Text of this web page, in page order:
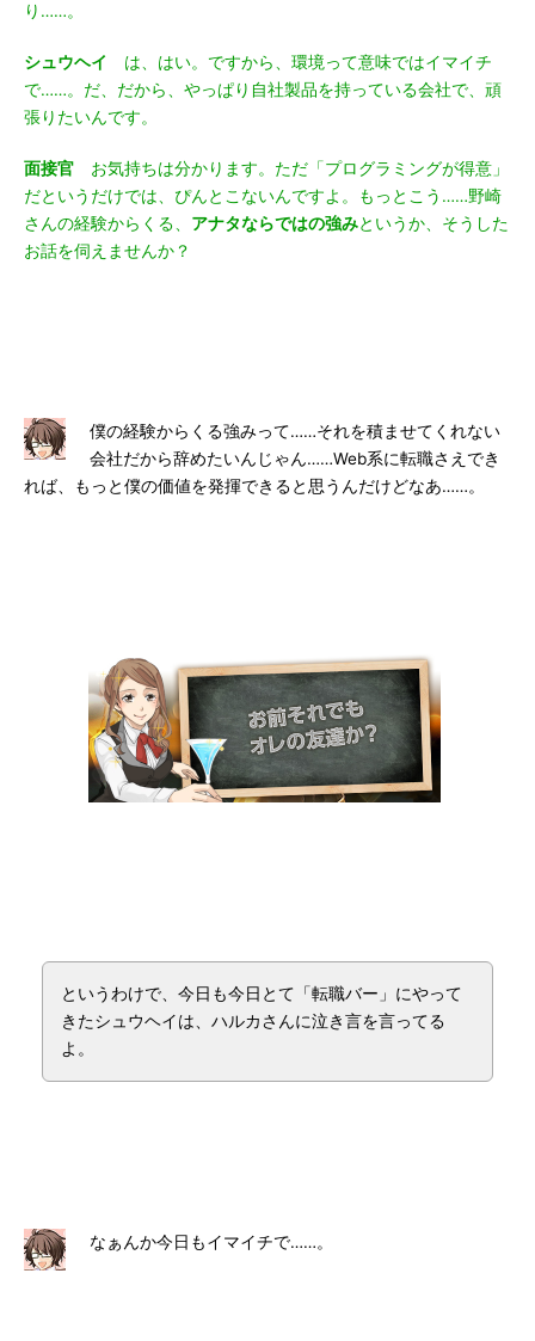
り……。
シュウヘイ
は、はい。ですから、環境って意味ではイマイチ
で……。だ、だから、やっぱり自社製品を持っている会社で、頑
張りたいんです。
面接官 お気持ちは分かります。ただ「プログラミングが得意」
だというだけでは、ぴんとこないんですよ。もっとこう……野崎
さんの経験からくる、 アナタならではの強みというか、そうした
お話を伺えませんか？
僕の経験からくる強みって……それを積ませてくれない
会社だから辞めたいんじゃん……Web系に転職さえでき
れば、もっと僕の価値を発揮できると思うんだけどなあ……。
というわけで、今日も今日とて「転職バー」にやって
きたシュウヘイは、ハルカさんに泣き言を言ってる
よ。
なぁんか今日もイマイチで……。